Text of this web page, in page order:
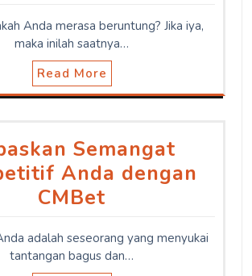
Anda merasa beruntung? Jika iya,
maka inilah saatnya…
Read More
Semangat
Anda dengan
CMBet
adalah seseorang yang menyukai
tantangan bagus dan…